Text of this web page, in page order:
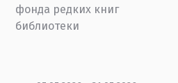
фонда редких книг
библиотеки